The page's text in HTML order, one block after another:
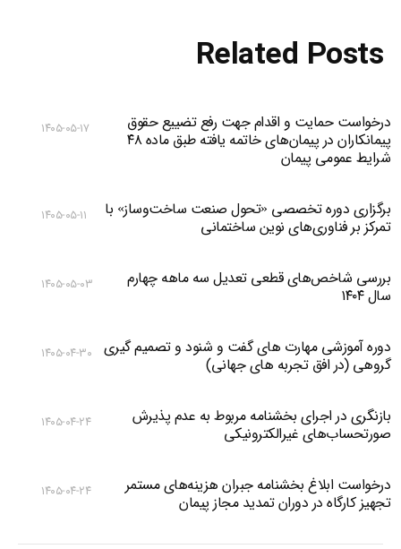
Related Posts
درخواست حمایت و اقدام جهت رفع تضییع حقوق
پیمانکاران در پیمان‌های خاتمه یافته طبق ماده ۴۸
شرایط عمومی پیمان
۱۴۰۵-۰۵-۱۷
برگزاری دوره تخصصی «تحول صنعت ساخت‌وساز» با
تمرکز بر فناوری‌های نوین ساختمانی
۱۴۰۵-۰۵-۱۱
بررسی شاخص‌های قطعی تعدیل سه ماهه چهارم
سال ۱۴۰۴
۱۴۰۵-۰۵-۰۳
دوره آموزشی مهارت های گفت و شنود و تصمیم گیری
گروهی (در افق تجربه های جهانی)
۱۴۰۵-۰۴-۳۰
بازنگری در اجرای بخشنامه مربوط به عدم پذیرش
صورتحساب‌های غیرالکترونیکی
۱۴۰۵-۰۴-۲۴
درخواست ابلاغ بخشنامه جبران هزینه‌های مستمر
تجهیز کارگاه در دوران تمدید مجاز پیمان
۱۴۰۵-۰۴-۲۴